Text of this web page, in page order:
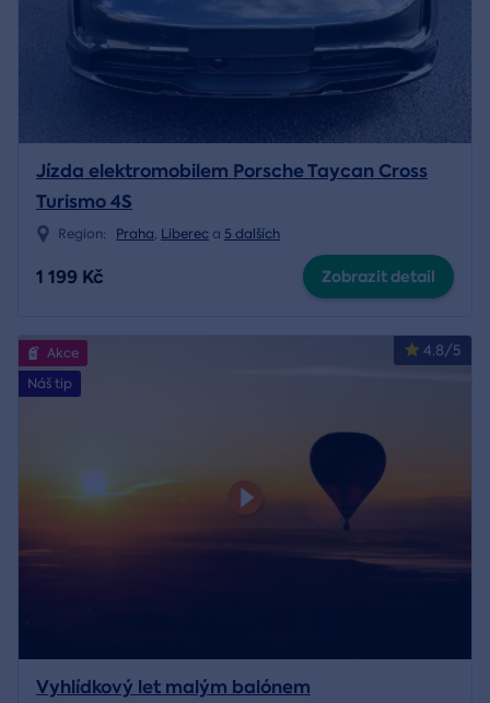
Jízda elektromobilem Porsche Taycan Cross
Turismo 4S
Region: Praha, Liberec a 5 dalších
1 199 Kč Zobrazit detail
4.8/5
Akce
Náš tip
Vyhlídkový let malým balónem